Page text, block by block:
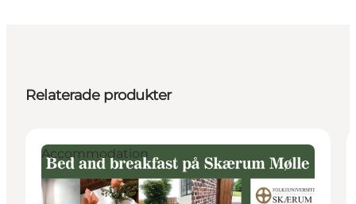
Relaterade produkter
Accommodation